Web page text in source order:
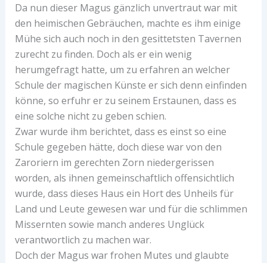
Da nun dieser Magus gänzlich unvertraut war mit
den heimischen Gebräuchen, machte es ihm einige
Mühe sich auch noch in den gesittetsten Tavernen
zurecht zu finden. Doch als er ein wenig
herumgefragt hatte, um zu erfahren an welcher
Schule der magischen Künste er sich denn einfinden
könne, so erfuhr er zu seinem Erstaunen, dass es
eine solche nicht zu geben schien.
Zwar wurde ihm berichtet, dass es einst so eine
Schule gegeben hätte, doch diese war von den
Zaroriern im gerechten Zorn niedergerissen
worden, als ihnen gemeinschaftlich offensichtlich
wurde, dass dieses Haus ein Hort des Unheils für
Land und Leute gewesen war und für die schlimmen
Missernten sowie manch anderes Unglück
verantwortlich zu machen war.
Doch der Magus war frohen Mutes und glaubte